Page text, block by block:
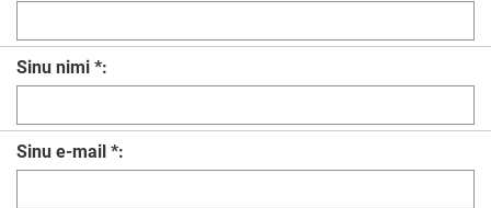
Sinu nimi *:
Sinu e-mail *: